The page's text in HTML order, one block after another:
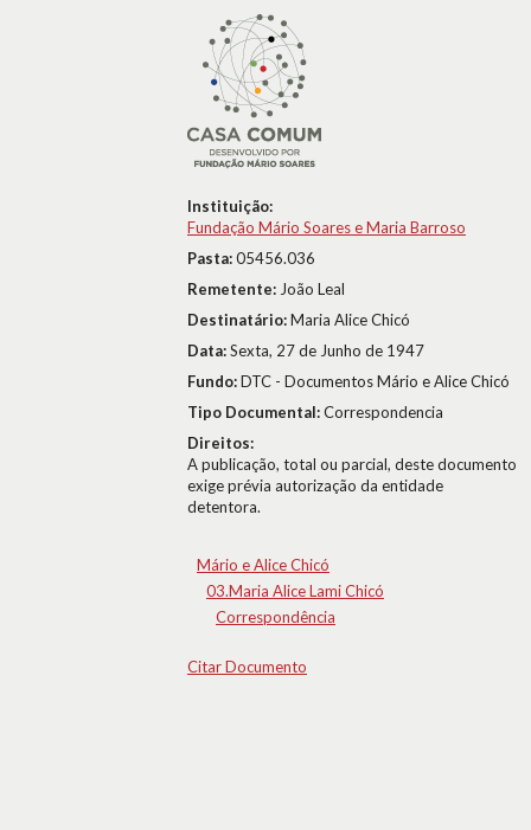
Instituição:
Fundação Mário Soares e Maria Barroso
Pasta:05456.036
Remetente: João Leal
Destinatário:Maria Alice Chicó
Data:Sexta, 27 de Junho de 1947
Fundo:DTC - Documentos Mário e Alice Chicó
Tipo Documental:Correspondencia
Direitos:
A publicação, total ou parcial, deste documento
exige prévia autorização da entidade
detentora.
Mário e Alice Chicó
03.Maria Alice Lami Chicó
Correspondência
Citar Documento